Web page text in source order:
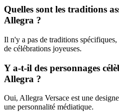
Quelles sont les traditions
Allegra ?
Il n'y a pas de traditions
de célébrations joyeuses.
Y a-t-il des personnages
Allegra ?
Oui, Allegra Versace est une
une personnalité médiatique.